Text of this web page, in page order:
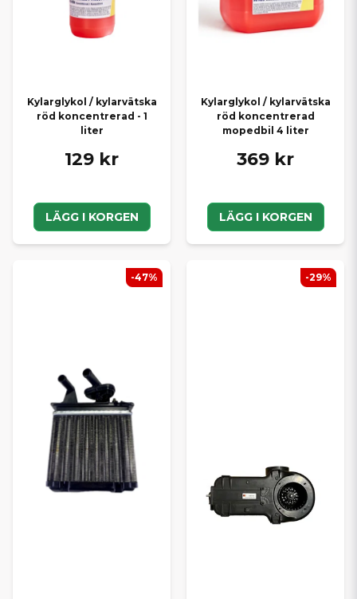
Kylarglykol / kylarvätska
röd koncentrerad - 1
liter
129 kr
LÄGG I KORGEN
Kylarglykol / kylarvätska
röd koncentrerad
mopedbil 4 liter
369 kr
LÄGG I KORGEN
-47% -29%